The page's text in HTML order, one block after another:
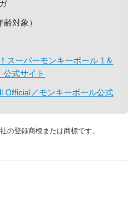
対象）
スーパーモンキーボール 1＆
公式サイト
Official／モンキーボール公式
の登録商標または商標です。